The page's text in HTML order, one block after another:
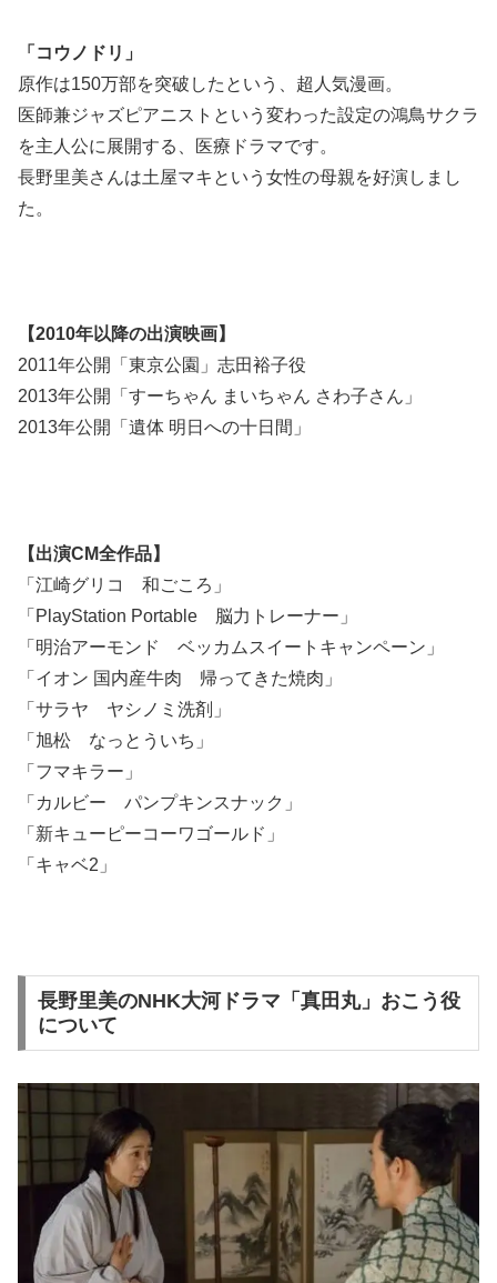
「コウノドリ」
原作は150万部を突破したという、超人気漫画。
医師兼ジャズピアニストという変わった設定の鴻鳥サクラ
を主人公に展開する、医療ドラマです。
長野里美さんは土屋マキという女性の母親を好演しまし
た。
【2010年以降の出演映画】
2011年公開「東京公園」志田裕子役
2013年公開「すーちゃん まいちゃん さわ子さん」
2013年公開「遺体 明日への十日間」
【出演CM全作品】
「江崎グリコ 和ごころ」
「PlayStation Portable 脳力トレーナー」
「明治アーモンド ベッカムスイートキャンペーン」
「イオン 国内産牛肉 帰ってきた焼肉」
「サラヤ ヤシノミ洗剤」
「旭松 なっとういち」
「フマキラー」
「カルビー パンプキンスナック」
「新キューピーコーワゴールド」
「キャベ2」
長野里美のNHK大河ドラマ「真田丸」おこう役
について